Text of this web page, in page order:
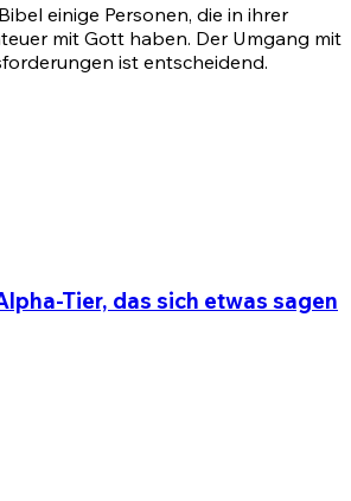
einige Personen, die in ihrer
mit Gott haben. Der Umgang mit
ist entscheidend.
Tier, das sich etwas sagen